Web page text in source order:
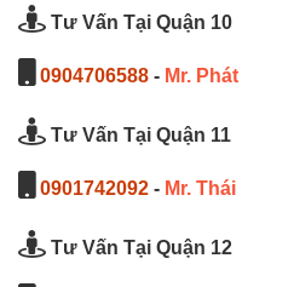
Tư Vấn Tại Quận 10
0904706588 - Mr. Phát
Tư Vấn Tại Quận 11
0901742092 - Mr. Thái
Tư Vấn Tại Quận 12